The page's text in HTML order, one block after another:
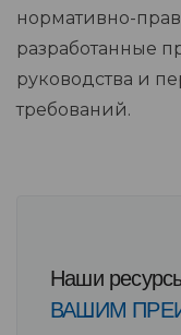
нормативно-
разработанные
руководства и
требований.
Наши
ВАШИМ